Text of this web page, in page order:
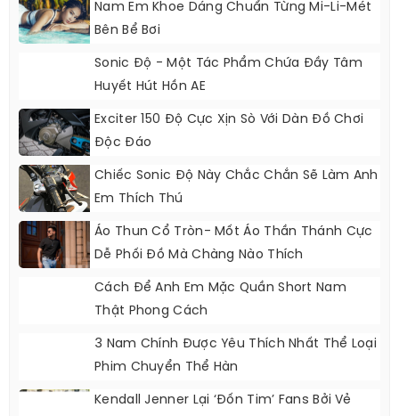
Nam Em Khoe Dáng Chuẩn Từng Mi-Li-Mét
Bên Bể Bơi
Sonic Độ - Một Tác Phẩm Chứa Đầy Tâm
Huyết Hút Hồn AE
Exciter 150 Độ Cực Xịn Sò Với Dàn Đồ Chơi
Độc Đáo
Chiếc Sonic Độ Này Chắc Chắn Sẽ Làm Anh
Em Thích Thú
Áo Thun Cổ Tròn- Mốt Áo Thần Thánh Cực
Dễ Phối Đồ Mà Chàng Nào Thích
Cách Để Anh Em Mặc Quần Short Nam
Thật Phong Cách
3 Nam Chính Được Yêu Thích Nhất Thể Loại
Phim Chuyển Thể Hàn
Kendall Jenner Lại ‘đốn Tim’ Fans Bởi Vẻ